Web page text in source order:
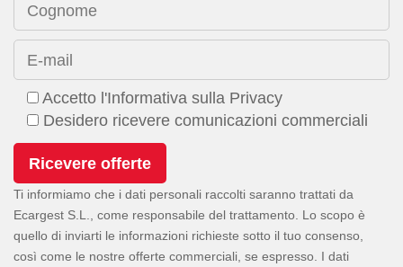
Cognome
E-mail
Accetto l'Informativa sulla Privacy
Desidero ricevere comunicazioni commerciali
Ti informiamo che i dati personali raccolti saranno trattati da
Ecargest S.L., come responsabile del trattamento. Lo scopo è
quello di inviarti le informazioni richieste sotto il tuo consenso,
così come le nostre offerte commerciali, se espresso. I dati